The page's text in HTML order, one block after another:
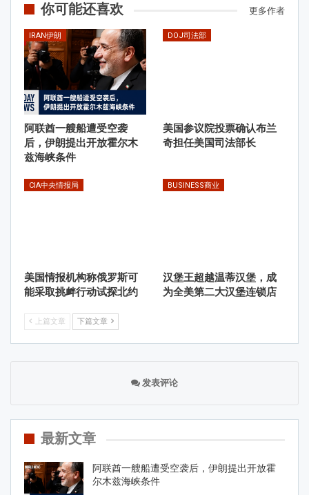
你可能还喜欢 更多作者
IRAN伊朗
阿联酋一艘船遭受空袭
后，伊朗提出开放霍尔木
兹海峡条件
DOJ司法部
美国参议院投票确认布兰
奇担任美国司法部长
CIA中央情报局
美国情报机构称俄罗斯可
能采取挑衅行动试探北约
BUSINESS商业
汉堡王超越温蒂汉堡，成
为全美第二大汉堡连锁店
上篇文章 下篇文章
发表评论
最新文章
阿联酋一艘船遭受空袭后，伊朗提出开放霍
尔木兹海峡条件